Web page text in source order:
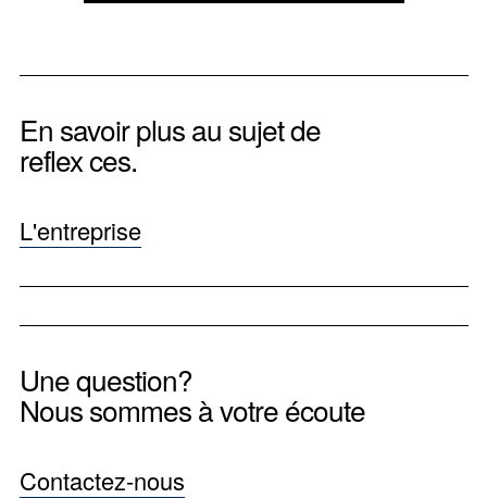
En savoir plus au sujet de
reflex ces.
L'entreprise
Une question?
Nous sommes à votre écoute
Contactez-nous